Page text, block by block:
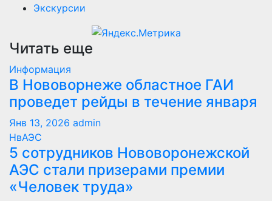
Экскурсии
Читать еще
Информация
В Нововорнеже областное ГАИ
проведет рейды в течение января
Янв 13, 2026 admin
НвАЭС
5 сотрудников Нововоронежской
АЭС стали призерами премии
«Человек труда»